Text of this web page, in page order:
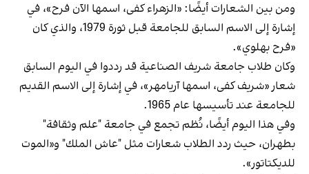
ومن بين الشعارات أيضًا: «الزهراء كفى، اسمها الآن فرح»، في
إشارة إلى الاسم السابق للجامعة قبل ثورة 1979، والذي كان
«فرح بهلوي».
وكان طلاب جامعة شريف الصناعية قد رددوا في اليوم السابق
شعار «شريف كفى، اسمها آريامهر»، في إشارة إلى الاسم القديم
للجامعة عند تأسيسها عام 1965.
وفي هذا اليوم أيضًا، نُظم تجمع في جامعة "علم وثقافة"
بطهران، حيث ردد الطلاب شعارات مثل "عاش الملك" و«الموت
للديكتاتور».